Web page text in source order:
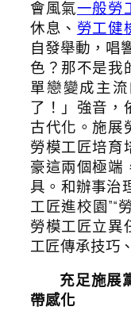
會風氣一般勞
休息、 勞工健
自發舉動，唱
色？那不是我
單戀變成主
了！」強音，
古代化。施展
勞模工匠培育
豪這兩個極端
具。和辦事治
工匠進校園”“
勞模工匠立異
工匠傳承技巧
充足施展
帶感化